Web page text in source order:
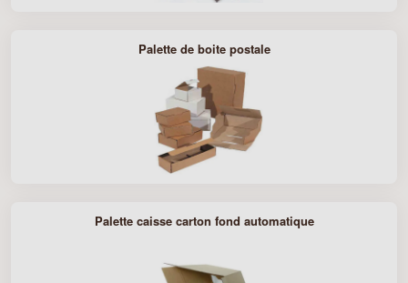
Palette de boite postale
Palette caisse carton fond automatique